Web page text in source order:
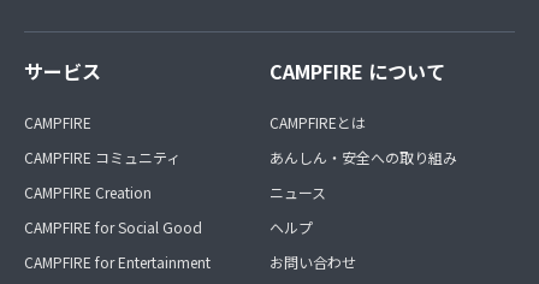
サービス
CAMPFIRE
CAMPFIRE コミュニティ
CAMPFIRE Creation
CAMPFIRE for Social Good
CAMPFIRE for Entertainment
CAMPFIRE について
CAMPFIREとは
あんしん・安全への取り組み
ニュース
ヘルプ
お問い合わせ